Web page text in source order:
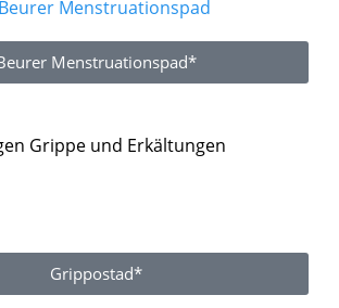
Menstruationspad*
Grippe und Erkältungen
Grippostad*